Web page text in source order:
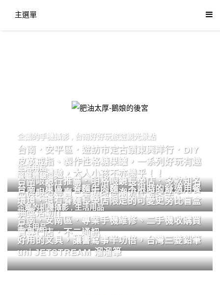
主選單
肥油太厚-鵝娘的後宮
企鵝的手機攝影 台南好好玩旅遊觀光景點
台南．安平區．遊訪市定古蹟東興洋行．DIY
皮革戒指、製作性格糖果罐，一系列好玩有趣
的手作體驗，大人小孩不亦樂乎！！
生活用品
台南眼鏡行推薦．明格眼鏡長榮店．多款知名
品牌眼鏡專賣．掌握時尚潮流配鏡美學。
餐廳體驗
台南．東區．眷麵牛肉麵．不限時的舒適用餐
環境．還有眷麵長榮店限定的可愛史努比盲盒
抽獎活動!!
企鵝的相機攝影,生活用品
台南．安南區．專業手機維修、二手機收購買
賣專門店．不二通訊
生活用品
好用的文具，讓書寫事半功倍，台灣三菱鉛筆
uni JETSTREAM 溜溜筆